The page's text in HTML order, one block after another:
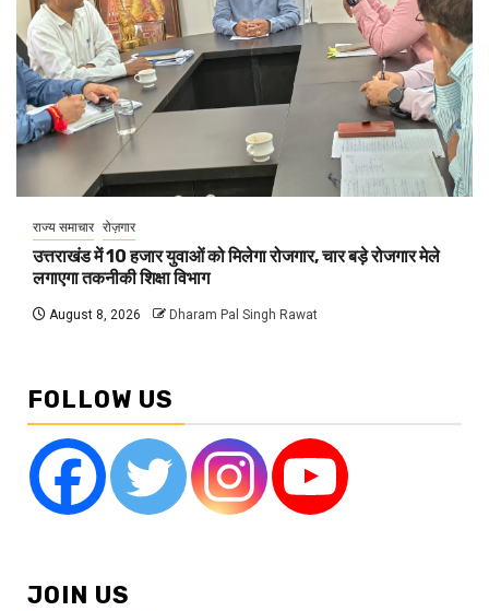
राज्य समाचार रोज़गार
उत्तराखंड में 10 हजार युवाओं को मिलेगा रोजगार, चार बड़े रोजगार मेले
लगाएगा तकनीकी शिक्षा विभाग
August 8, 2026 Dharam Pal Singh Rawat
FOLLOW US
JOIN US